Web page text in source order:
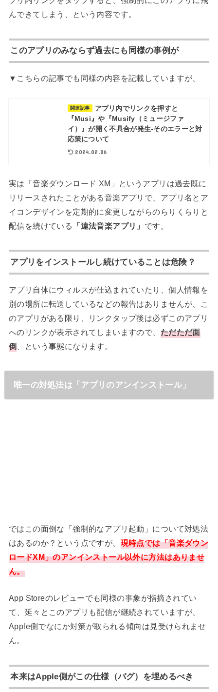
んできてしまう、という内容です。
このアプリのみならず過去にも同様の事例が
▼こちらの記事でも同様の内容を記載していますが、
関連記事
アプリ内でリンクを押すと
『Musi』や『Musify（ミュージファ
イ）』が開く不具合が発生-そのエラーと対
応策について
2024.02.06
実は「音楽ダウンロード XM」というアプリは過去既に
リリースされたことがある音楽アプリで、アプリ名とア
イコンデザインを定期的に変更しながらのらりくらりと
配信を続けている
「違法音楽アプリ」 です。
アプリをインストールし続けていることは危険？
アプリ自体にウィルスが仕込まれていたり、個人情報を
別の場所に転送しているなどの報告はありませんが、こ
のアプリがある限り、リンクタップ後は必ずこのアプリ
へのリンクが表示されてしまいますので、 ただただ面
倒
、という事態になります。
唯一の対処法は「アプリのアンインストール」
ではこの面倒な「強制的なアプリ起動」について対処法
はあるのか？という点ですが、 現時点では「音楽ダウン
ロードXM」のアンインストール以外に方法はありませ
ん。
App Storeのレビューでも同様の事象が指摘されてい
て、延々とこのアプリも配信が継続されていますが、
Apple側でなにか対策が取られる傾向は見受けられませ
ん。
本来はApple側がこの仕様（バグ）を埋めるべき